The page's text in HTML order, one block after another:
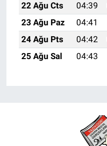
22 Ağu Cts
04:39
23 Ağu Paz
04:41
24 Ağu Pts
04:42
25 Ağu Sal
04:43